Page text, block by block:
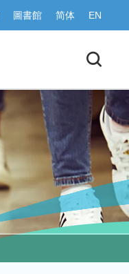
圖書館 简体 EN